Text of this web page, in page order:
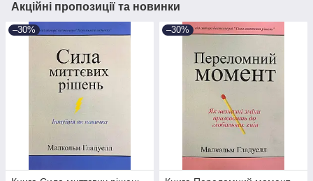
Акційні пропозиції та новинки
–30% –30%